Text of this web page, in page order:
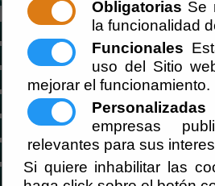
Obligatorias Se
la funcionalidad
Funcionales
uso del Sitio
mejorar el funcionamiento.
Personalizadas
empresas
relevantes para sus
Si quiere inhabilitar las
Usted se encuentra aquí:Inicio //
Escuchar
TASA DE
Consorcio